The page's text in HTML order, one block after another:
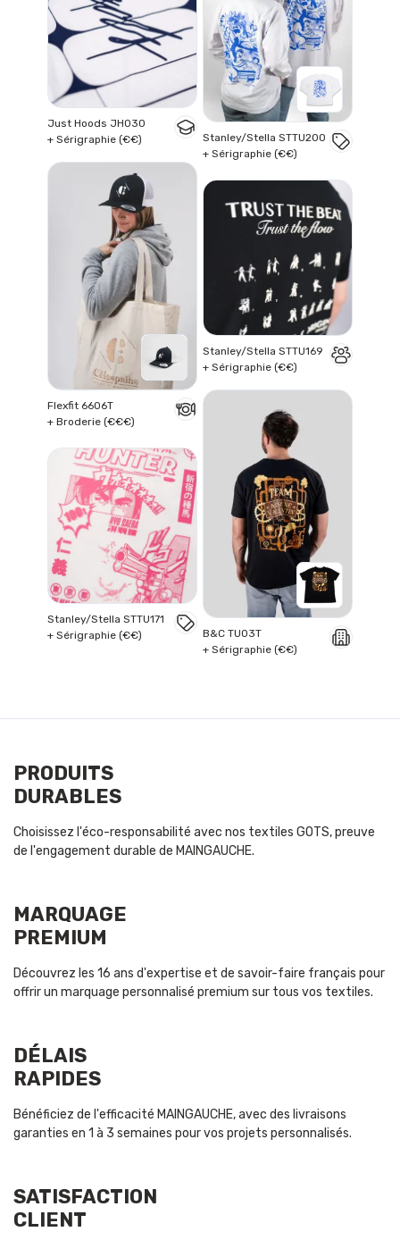
Stanley/Stella STTU200
+ Sérigraphie (€€)
Just Hoods JH030
+ Sérigraphie (€€)
Flexfit 6606T
+ Broderie (€€€)
Stanley/Stella STTU169
+ Sérigraphie (€€)
B&C TU03T
+ Sérigraphie (€€)
Stanley/Stella STTU171
+ Sérigraphie (€€)
PRODUITS
DURABLES
Choisissez l'éco-responsabilité avec nos textiles GOTS, preuve
de l'engagement durable de MAINGAUCHE.
MARQUAGE
PREMIUM
Découvrez les 16 ans d'expertise et de savoir-faire français pour
offrir un marquage personnalisé premium sur tous vos textiles.
DÉLAIS
RAPIDES
Bénéficiez de l'efficacité MAINGAUCHE, avec des livraisons
garanties en 1 à 3 semaines pour vos projets personnalisés.
SATISFACTION
CLIENT